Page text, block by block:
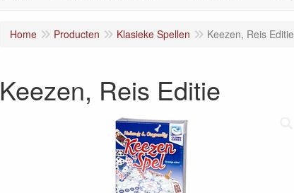
Home Producten Klasieke Spellen Keezen, Reis Editie
Keezen, Reis Editie